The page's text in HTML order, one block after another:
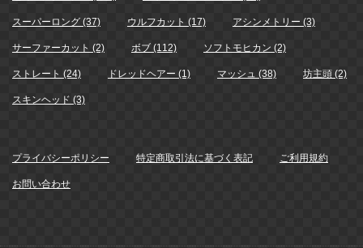
スーパーロング (37) ウルフカット (17) アシンメトリー (3)
サーファーカット (2) ボブ (112) ソフトモヒカン (2)
ストレート (24) ドレッドヘアー (1) マッシュ (38) 坊主頭 (2)
スキンヘッド (3)
プライバシーポリシー 特定商取引法に基づく表記 ご利用規約
お問い合わせ